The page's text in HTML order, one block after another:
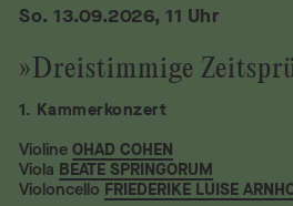
»Dreistimmige
1. Kammerkonzert
So. 13.09.2026, 11 Uhr
Violine OHAD COHEN
Viola BEATE SPRINGORUM
Violoncello FRIEDERIKE LUISE